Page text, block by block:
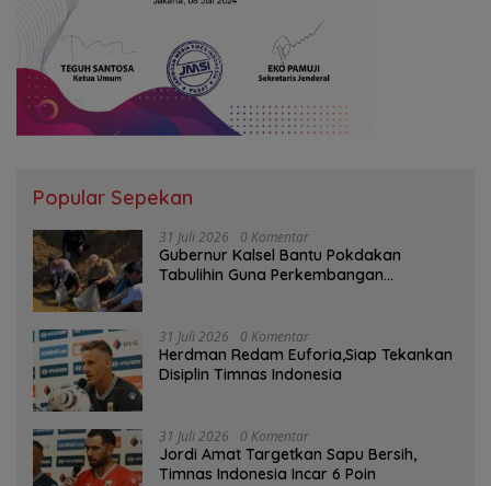
Popular Sepekan
31 Juli 2026 0 Komentar
Gubernur Kalsel Bantu Pokdakan
Tabulihin Guna Perkembangan
31 Juli 2026 0 Komentar
Herdman Redam Euforia,Siap Tekankan
Disiplin Timnas Indonesia
31 Juli 2026 0 Komentar
Jordi Amat Targetkan Sapu Bersih,
Timnas Indonesia Incar 6 Poin